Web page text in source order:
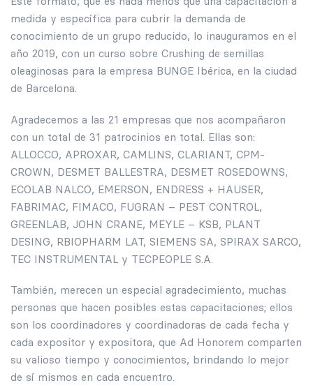
medida y específica para cubrir la demanda de
conocimiento de un grupo reducido, lo inauguramos en el
año 2019, con un curso sobre Crushing de semillas
oleaginosas para la empresa BUNGE Ibérica, en la ciudad
de Barcelona.
Agradecemos a las 21 empresas que nos acompañaron
con un total de 31 patrocinios en total. Ellas son:
ALLOCCO, APROXAR, CAMLINS, CLARIANT, CPM-
CROWN, DESMET BALLESTRA, DESMET ROSEDOWNS,
ECOLAB NALCO, EMERSON, ENDRESS + HAUSER,
FABRIMAC, FIMACO, FUGRAN – PEST CONTROL,
GREENLAB, JOHN CRANE, MEYLE – KSB, PLANT
DESING, RBIOPHARM LAT, SIEMENS SA, SPIRAX SARCO,
TEC INSTRUMENTAL y TECPEOPLE S.A.
También, merecen un especial agradecimiento, muchas
personas que hacen posibles estas capacitaciones; ellos
son los coordinadores y coordinadoras de cada fecha y
cada expositor y expositora, que Ad Honorem comparten
su valioso tiempo y conocimientos, brindando lo mejor
de sí mismos en cada encuentro.